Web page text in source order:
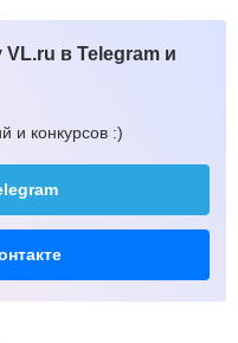
в Telegram и
и конкурсов :)